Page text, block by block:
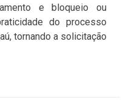
e bloqueio ou
do processo
tornando a solicitação